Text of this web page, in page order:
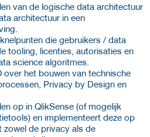
van de logische data architectuur
architectuur in een
die gebruikers / data
tooling, licenties, autorisaties en
science algoritmes.
over het bouwen van technische
Privacy by Design en
op in QlikSense (of mogelijk
en implementeert deze op
zowel de privacy als de